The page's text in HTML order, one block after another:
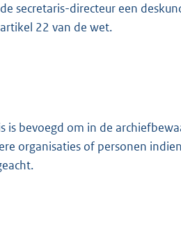
secretaris-directeur een
22 van de wet.
is bevoegd om in de
organisaties of personen